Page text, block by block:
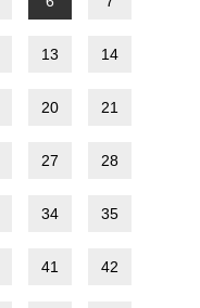
13 14
20 21
27 28
34 35
41 42